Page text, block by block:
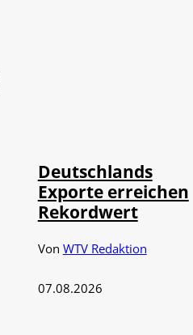
Deutschlands
Exporte erreichen
Rekordwert
Von WTV Redaktion
07.08.2026